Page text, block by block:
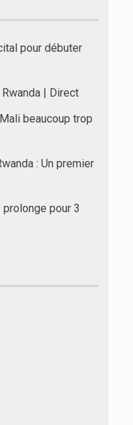
pour débuter
| Direct
beaucoup trop
: Un premier
pour 3